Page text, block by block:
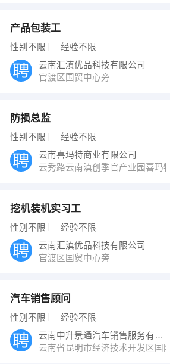
产品包装工
性别不限 经验不限
云南汇滇优品科技有限公司
官渡区国贸中心旁
防损总监
性别不限 经验不限
云南喜玛特商业有限公司
云秀路云南滇创季官产业园喜玛
挖机装机实习工
性别不限 经验不限
云南汇滇优品科技有限公司
官渡区国贸中心旁
汽车销售顾问
性别不限 经验不限
云南中升景通汽车销售服务有限公司
云南省昆明市经济技术开发区国